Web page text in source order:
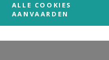
ALLE COOKIES
AANVAARDEN